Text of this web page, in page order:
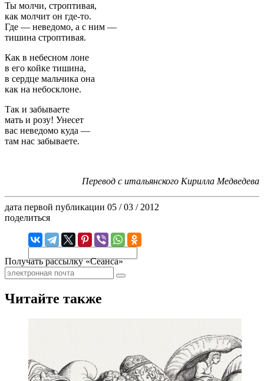
Ты молчи, строптивая,
как молчит он где-то.
Где — неведомо, а с ним —
тишина строптивая.
Как в небесном лоне
в его койке тишина,
в сердце мальчика она
как на небосклоне.
Так и забываете
мать и розу! Унесет
вас неведомо куда —
там нас забываете.
Перевод с итальянского Кирилла Медведева
дата первой публикации 05 / 03 / 2012
поделиться
Получать рассылку «Сеанса»
Читайте также